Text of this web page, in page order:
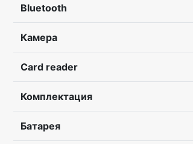
Bluetooth
Камера
Card reader
Комплектация
Батарея